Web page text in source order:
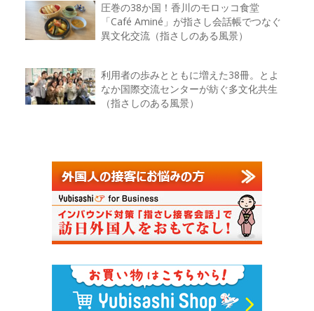
圧巻の38か国！香川のモロッコ食堂
「Café Aminé」が指さし会話帳でつなぐ
異文化交流（指さしのある風景）
利用者の歩みとともに増えた38冊。とよ
なか国際交流センターが紡ぐ多文化共生
（指さしのある風景）